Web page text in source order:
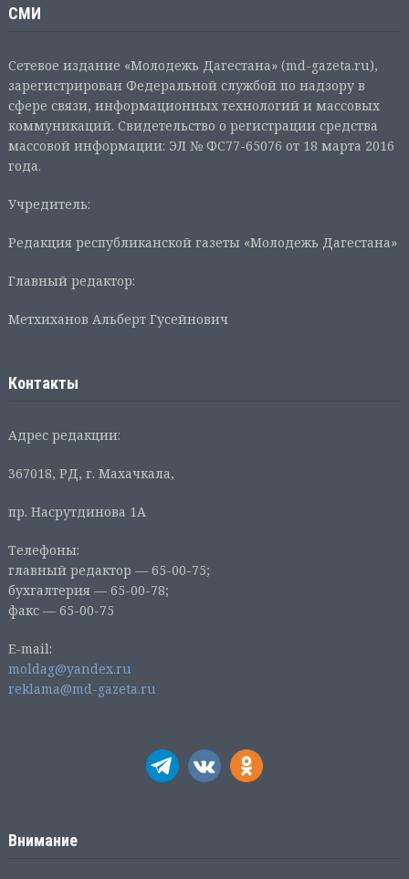
СМИ
Сетевое издание «Молодежь Дагестана» (md-gazeta.ru),
зарегистрирован Федеральной службой по надзору в
сфере связи, информационных технологий и массовых
коммуникаций. Свидетельство о регистрации средства
массовой информации: ЭЛ № ФС77-65076 от 18 марта 2016
года.
Учредитель:
Редакция республиканской газеты «Молодежь Дагестана»
Главный редактор:
Метхиханов Альберт Гусейнович
Контакты
Адрес редакции:
367018, РД, г. Махачкала,
пр. Насрутдинова 1А
Телефоны:
главный редактор — 65-00-75;
бухгалтерия — 65-00-78;
факс — 65-00-75
E-mail:
moldag@yandex.ru
reklama@md-gazeta.ru
Внимание